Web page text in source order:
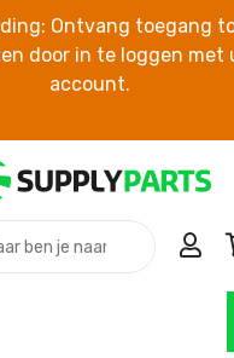
Ontvang toegang
door in te loggen met
account.